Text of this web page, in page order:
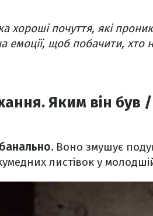
хороші почуття, які
щоб побачити, хто
Яким він був
Воно змушує
листівок у